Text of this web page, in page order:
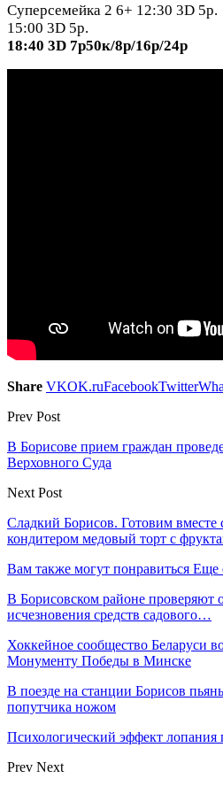
Суперсемейка 2 6+ 12:30 3D 5р.
15:00 3D 5р.
18:40 3D 7р50к/8р/16р/24р
Share VKOK.ruFacebookTwitter
Prev Post
В Борисове прием граждан
Верховного Суда
Next Post
Сладкий Борисов. Готовим
кондитером медовый торт с
Вам также могут понравиться Еще
В Борисовском районе проверяют
исчезновения средств садового…
Хоккейное сообщество Беларуси
Монументу Победы в Минске
В поезде на станции Борисов
попутчика ножом
Психологический эффект лопания
Prev Next